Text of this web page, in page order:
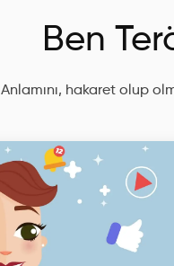
Ben
Anlamını, hakaret olup